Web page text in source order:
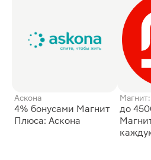
Аскона
4% бонусами Магнит
Плюса: Аскона
Магнит:
до